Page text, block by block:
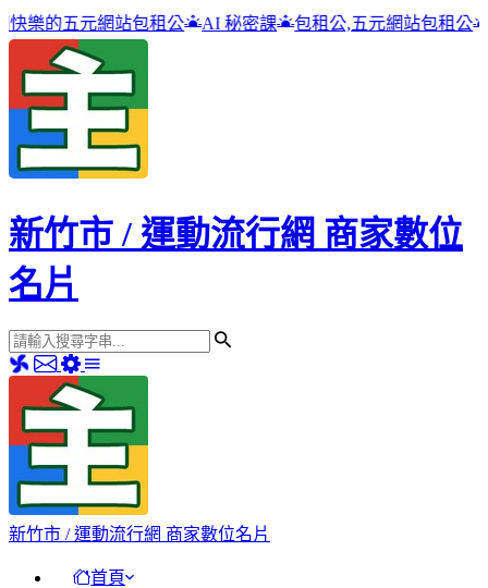
包租公 AI 秘密課 包租公,五元網站包租公 高雄吉林街夜
新竹市 / 運動流行網 商家數位
名片
新竹市 / 運動流行網 商家數位名片
首頁